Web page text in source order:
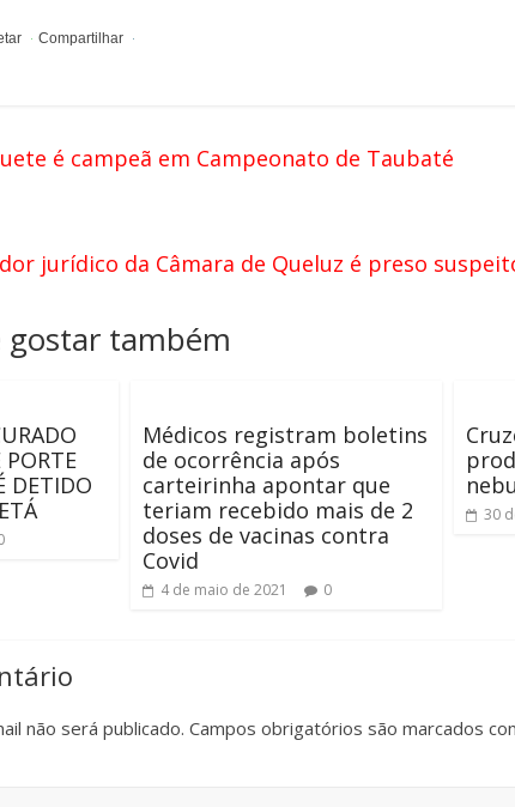
é campeã em Campeonato de Taubaté
jurídico da Câmara de Queluz é preso
gostar também
PORTE
DETIDO
Médicos registram boletins
de ocorrência após
carteirinha apontar que
teriam recebido mais de 2
doses de vacinas contra
Covid
4 de maio de 2021 0
30
não será publicado. Campos obrigatórios são marcados